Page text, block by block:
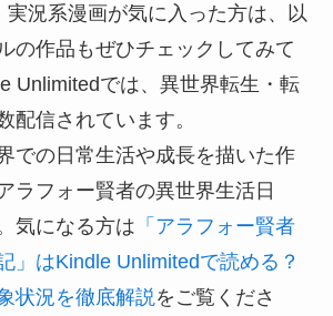
況系漫画が気に入った方は、以
の作品もぜひチェックしてみて
Unlimitedでは、異世界転生・転
配信されています。
での日常生活や成長を描いた作
ラフォー賢者の異世界生活日
気になる方は 「アラフォー賢者
」はKindle Unlimitedで読める？
状況を徹底解説 をご覧くださ